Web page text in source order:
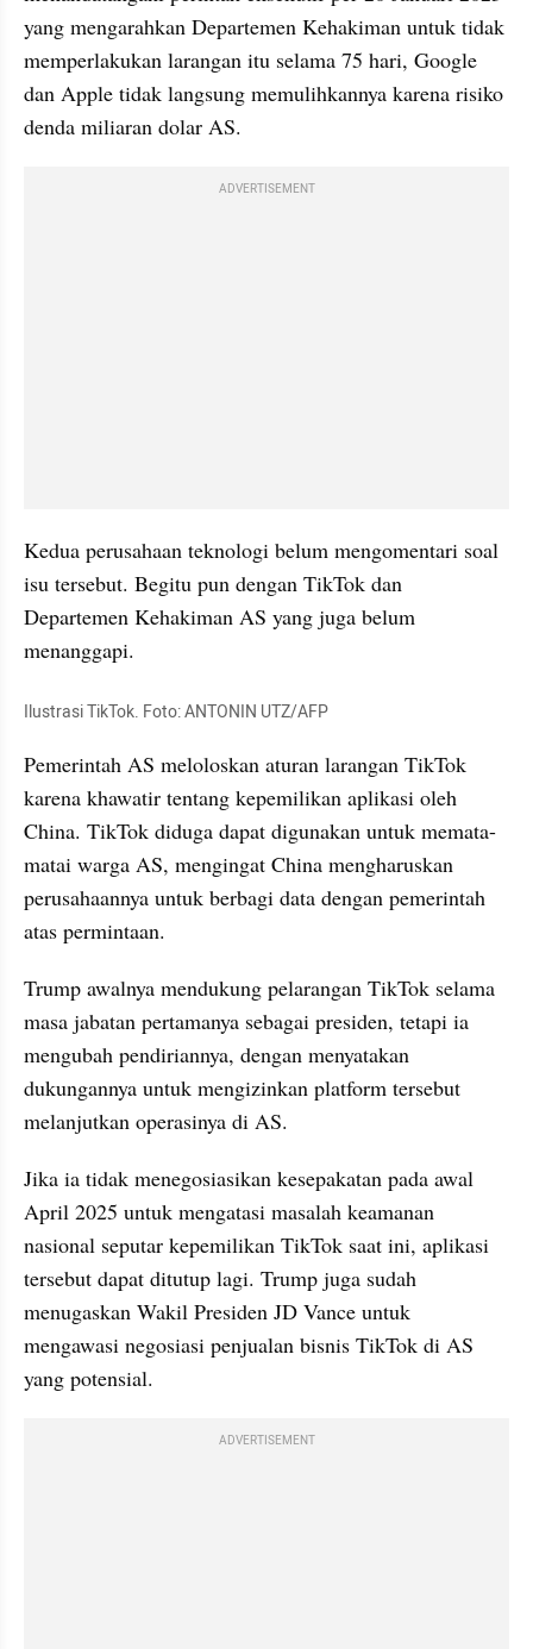
yang mengarahkan Departemen Kehakiman untuk tidak
memperlakukan larangan itu selama 75 hari, Google
dan Apple tidak langsung memulihkannya karena risiko
denda miliaran dolar AS.
ADVERTISEMENT
Kedua perusahaan teknologi belum mengomentari soal
isu tersebut. Begitu pun dengan TikTok dan
Departemen Kehakiman AS yang juga belum
menanggapi.
Ilustrasi TikTok. Foto: ANTONIN UTZ/AFP
Pemerintah AS meloloskan aturan larangan TikTok
karena khawatir tentang kepemilikan aplikasi oleh
China. TikTok diduga dapat digunakan untuk memata-
matai warga AS, mengingat China mengharuskan
perusahaannya untuk berbagi data dengan pemerintah
atas permintaan.
Trump awalnya mendukung pelarangan TikTok selama
masa jabatan pertamanya sebagai presiden, tetapi ia
mengubah pendiriannya, dengan menyatakan
dukungannya untuk mengizinkan platform tersebut
melanjutkan operasinya di AS.
Jika ia tidak menegosiasikan kesepakatan pada awal
April 2025 untuk mengatasi masalah keamanan
nasional seputar kepemilikan TikTok saat ini, aplikasi
tersebut dapat ditutup lagi. Trump juga sudah
menugaskan Wakil Presiden JD Vance untuk
mengawasi negosiasi penjualan bisnis TikTok di AS
yang potensial.
ADVERTISEMENT